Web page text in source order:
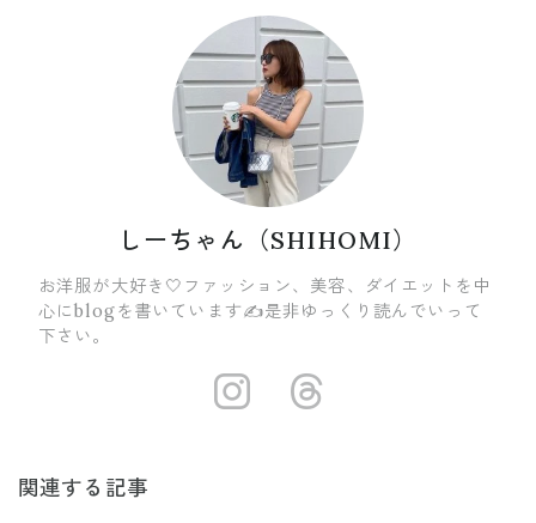
しーちゃん（SHIHOMI）
お洋服が大好き🤍ファッション、美容、ダイエットを中
心にblogを書いています✍️是非ゆっくり読んでいって
下さい。
https://
関連する記事